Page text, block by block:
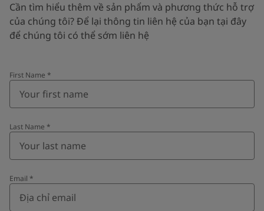
Cần tìm hiểu thêm về sản phẩm và phương thức hỗ trợ
của chúng tôi? Để lại thông tin liên hệ của bạn tại đây
để chúng tôi có thể sớm liên hệ
First Name *
Last Name *
Email *